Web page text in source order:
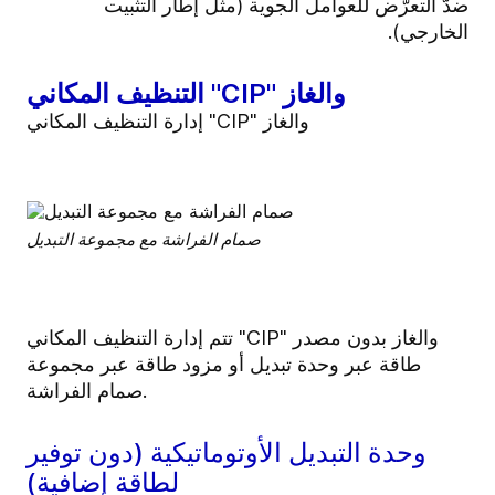
الخارجي).
التنظيف المكاني "CIP" والغاز
إدارة التنظيف المكاني "CIP" والغاز
صمام الفراشة مع مجموعة التبديل
تتم إدارة التنظيف المكاني "CIP" والغاز بدون مصدر
طاقة عبر وحدة تبديل أو مزود طاقة عبر مجموعة
صمام الفراشة.
وحدة التبديل الأوتوماتيكية (دون توفير
لطاقة إضافية)